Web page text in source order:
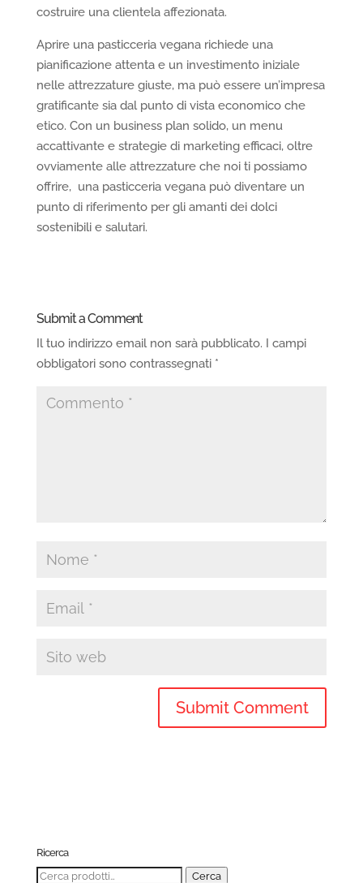
costruire una clientela affezionata.
Aprire una pasticceria vegana richiede una
pianificazione attenta e un investimento iniziale
nelle attrezzature giuste, ma può essere un’impresa
gratificante sia dal punto di vista economico che
etico. Con un business plan solido, un menu
accattivante e strategie di marketing efficaci, oltre
ovviamente alle attrezzature che noi ti possiamo
offrire, una pasticceria vegana può diventare un
punto di riferimento per gli amanti dei dolci
sostenibili e salutari.
Submit a Comment
Il tuo indirizzo email non sarà pubblicato. I campi
obbligatori sono contrassegnati *
Ricerca
Cerca: Cerca